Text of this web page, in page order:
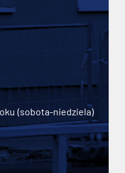
(sobota-niedziela)